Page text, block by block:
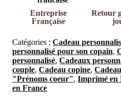
Entreprise
Française
Retour
Catégories : Cadeau
personnalisé pour son copain,
personnalisé, Cadeaux
couple, Cadeau copine,
"Prénoms coeur", Imprimé en
en France